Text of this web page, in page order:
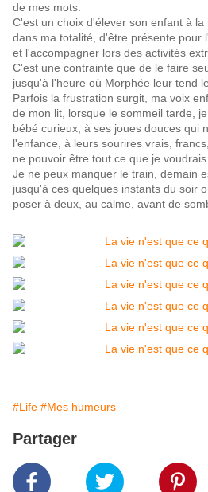
de mes mots.
C'est un choix d'élever son enfant à
dans ma totalité, d'être présente pour
et l'accompagner lors des activités
C'est une contrainte que de le faire
jusqu'à l'heure où Morphée leur tend
Parfois la frustration surgit, ma voix
de mon lit, lorsque le sommeil tarde,
bébé curieux, à ses joues douces qui
l'enfance, à leurs sourires vrais,
ne pouvoir être tout ce que je voudrais
Je ne peux manquer le train, demain
jusqu'à ces quelques instants du soir
poser à deux, au calme, avant de
#Life #Mes humeurs
Partager